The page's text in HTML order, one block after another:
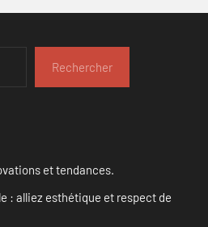
Rechercher
et tendances.
: alliez esthétique et respect de